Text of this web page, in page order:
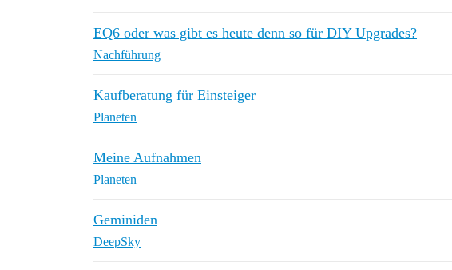
EQ6 oder was gibt es heute denn so für DIY Upgrades?
Nachführung
Kaufberatung für Einsteiger
Planeten
Meine Aufnahmen
Planeten
Geminiden
DeepSky